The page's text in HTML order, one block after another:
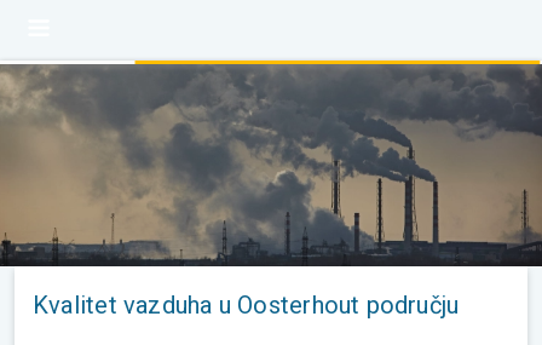
Kvalitet vazduha u Oosterhout području